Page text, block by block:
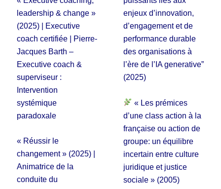
leadership & change »
(2025) | Executive
coach certifiée | Pierre-
Jacques Barth –
Executive coach &
superviseur :
Intervention
systémique
paradoxale
« Réussir le
changement » (2025) |
Animatrice de la
conduite du
enjeux d’innovation,
d’engagement et de
performance durable
des organisations à
l’ère de l’IA generative”
(2025)
« Les prémices
d’une class action à la
française ou action de
groupe: un équilibre
incertain entre culture
juridique et justice
sociale » (2005)